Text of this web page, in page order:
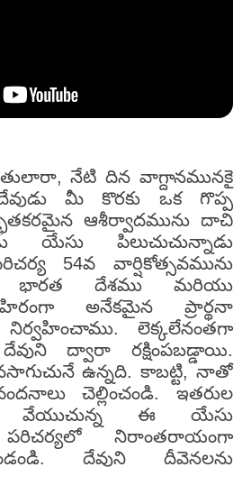
నేటి దిన వాగ్దానమునకై
మీ కొరకు ఒక గొప్ప
ఆశీర్వాదమును దాచి
యేసు పిలుచుచున్నాడు
54వ వార్షికోత్సవమును
భారత దేశము మరియు
అనేకమైన ప్రార్థనా
లెక్కలేనంతగా
ద్వారా రక్షింపబడ్డాయి.
ఉన్నది. కాబట్టి, నాతో
చెల్లించండి. ఇతరుల
వేయుచున్న ఈ యేసు
పరిచర్యలో నిరాంతరాయంగా
దేవుని దీవెనలను